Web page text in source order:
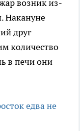
возник из-
Накануне
друг
количество
в печи они
едва не